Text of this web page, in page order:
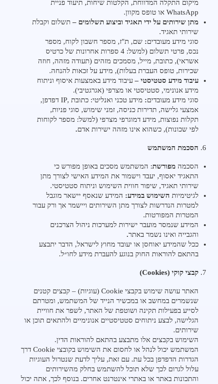
מיקום התקלה המדווחת, הקלטות שיחות, תיעוד פניית
WhatsApp או טופס מקוון.
מתן שירותים על ידי תאגיד וביצוע תשלומים – תשלום וקבלת
שירותי תאגיד.
סוגי מידע מעובדים: שם, ת"ז, מספר חשבון לקוח, מספר
נכס, פרטי תשלום (למשל: 4 ספרות אחרונות של כרטיס
אשראי), כתובת, מייל, מסמכים מזהים (תעודה מזהה, חוזה
שכירות, טופס העברת בעלות), מידע על זכאות להנחה.
עיבוד מידע סטטיסטי – עיבוד מידע באמצעות איסוף וניתוח
מידע אנונימי, סטטיסטי או מצרפי (אגרגטיבי).
סוגי מידע מעובדים:
מידע טכני ואנליטי: כתובת ,IP דפדפן,
אמצעי גלישה, תדירות כניסה, זמני שימוש, סוגי פניות,
תקלות נפוצות, מידע דמוגרפי מצרפי (למשל: מספר לקוחות
לפי שכונות), כשהוא אינו מזהה ישירות אדם.
הסכמת המשתמש
הסכמה מפורשת: המשתמש מסכים באופן מפורש כי
התאגיד יאסוף, יעבד וישמור את המידע האישי לצורך מתן
שירותי תאגיד, שיפור חווית השימוש וניתוח סטטיסטי.
לגיטימיות השימוש במידע: המידע שנאסף יישאר מוגבל
למטרות הנדרשות לצורך מתן השירותים ויישמר אך ורק עבור
המטרות המפורטות.
המידע שנמסר מועבר ישירות למערכות ניהול הצרכנים
והגבייה ואינו נשמר באתר.
ככל שהמידע יאוחסן או יעובד מחוץ לישראל, הדבר יתבצע
בהתאם להוראות החוק בנוגע להעברת מידע לחו״ל.
קבצי קוקי (Cookies)
האתר עושה שימוש בקבצי Cookie (עוגיות) – קבצים קטנים
שנשמרים במחשב או במכשיר הנייד של המשתמש, ומטרתם
לסייע בפעילות תקינה ושוטפת של האתר, לשפר את חוויית
הגלישה, לבצע ניתוחים סטטיסטיים אנונימיים ולהתאים תוכן או
שירותים.
השימוש בקבצים אלו מתבצע בהתאם להוראות הדין.
המשתמש יכול לנהל או לחסום את השימוש בקובצי Cookie דרך
הגדרות הדפדפן בכל עת. עם זאת, עליך לדעת שנטרול העוגיות
עלול לגרום לכך שלא תוכל להשתמש בחלק מהשירותים
והתכונות באתר או באתרי אינטרנט אחרים. בנוסף לכך, אתה יכול